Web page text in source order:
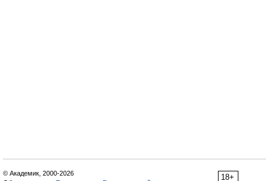
18+
© Академик, 2000-2026